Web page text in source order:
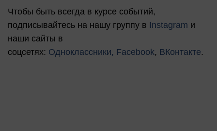
Чтобы быть всегда в курсе событий,
подписывайтесь на нашу группу в Instagram и
наши сайты в
соцсетях: Одноклассники, Facebook, ВКонтакте.